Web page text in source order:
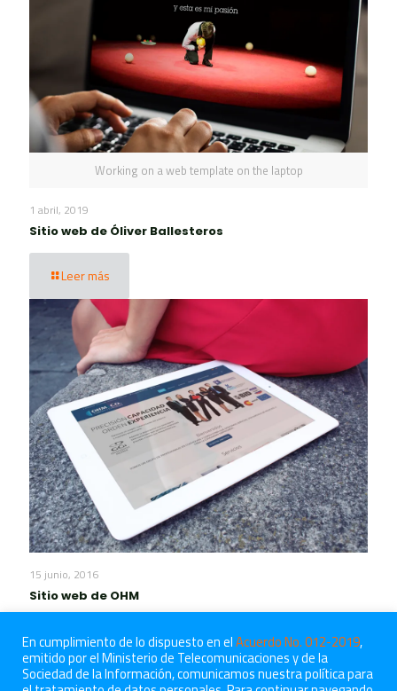
Working on a web template on the laptop
1 abril, 2019
Sitio web de Óliver Ballesteros
Leer más
15 junio, 2016
Sitio web de OHM
Leer más
En cumplimiento de lo dispuesto en elAcuerdo No. 012-2019,
emitido por el Ministerio de Telecomunicaciones y de la
Sociedad de la Información, comunicamos nuestra política para